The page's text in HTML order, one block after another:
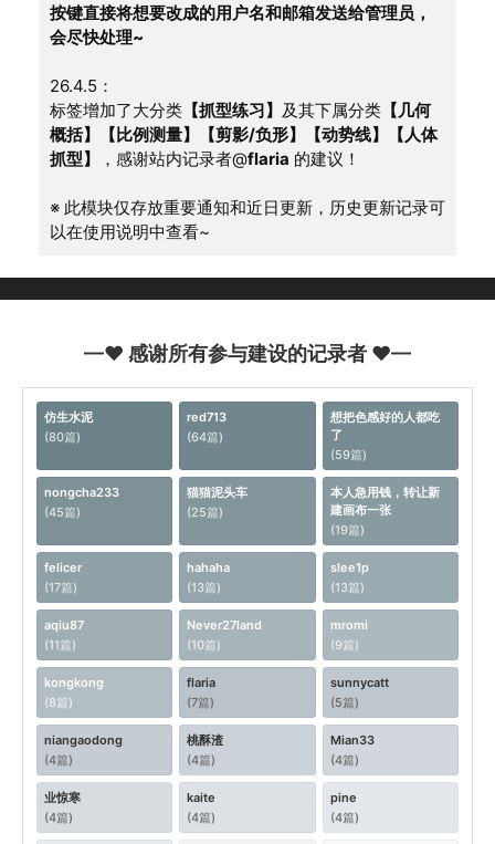
按键直接将想要改成的用户名和邮箱发送给管理员，
会尽快处理~
26.4.5：
标签增加了大分类 【抓型练习】 及其下属分类 【几何
概括】【比例测量】【剪影/负形】【动势线】【人体
抓型】
，感谢站内记录者@flaria 的建议！
※ 此模块仅存放重要通知和近日更新，历史更新记录可
以在使用说明中查看~
—♥ 感谢所有参与建设的记录者 ♥—
仿生水泥
(80篇)
red713
(64篇)
想把色感好的人都吃
了
(59篇)
nongcha233
(45篇)
猫猫泥头车
(25篇)
本人急用钱，转让新
建画布一张
(19篇)
felicer
(17篇)
hahaha
(13篇)
slee1p
(13篇)
aqiu87
(11篇)
Never27land
(10篇)
mromi
(9篇)
kongkong
(8篇)
flaria
(7篇)
sunnycatt
(5篇)
niangaodong
(4篇)
桃酥渣
(4篇)
Mian33
(4篇)
业惊寒
(4篇)
kaite
(4篇)
pine
(4篇)